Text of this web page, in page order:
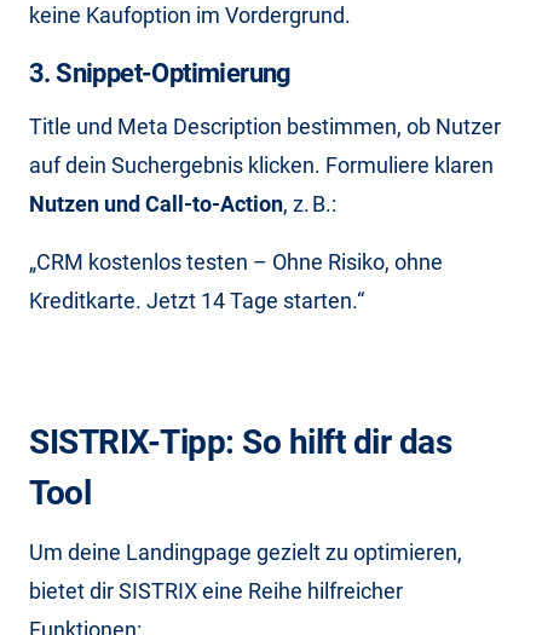
keine Kaufoption im Vordergrund.
3. Snippet-Optimierung
Title und Meta Description bestimmen, ob Nutzer
auf dein Suchergebnis klicken. Formuliere klaren
Nutzen und Call-to-Action, z. B.:
„CRM kostenlos testen – Ohne Risiko, ohne
Kreditkarte. Jetzt 14 Tage starten.“
SISTRIX-Tipp: So hilft dir das
Tool
​Um deine Landingpage gezielt zu optimieren,
bietet dir SISTRIX eine Reihe hilfreicher
Funktionen:​